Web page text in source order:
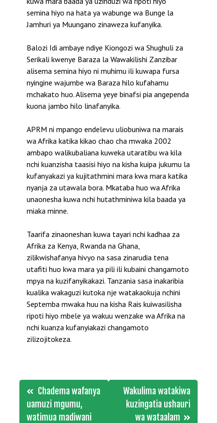
semina hiyo na hata ya wabunge wa Bunge la
Jamhuri ya Muungano zinaweza kufanyika.
Balozi Idi ambaye ndiye Kiongozi wa Shughuli za
Serikali kwenye Baraza la Wawakilishi Zanzibar
alisema semina hiyo ni muhimu ili kuwapa fursa
nyingine wajumbe wa Baraza hilo kufahamu
mchakato huo. Alisema yeye binafsi pia angependa
kuona jambo hilo linafanyika.
APRM ni mpango endelevu uliobuniwa na marais
wa Afrika katika kikao chao cha mwaka 2002
ambapo walikubaliana kuweka utaratibu wa kila
nchi kuanzisha taasisi hiyo na kisha kuipa jukumu la
kufanyakazi ya kujitathmini mara kwa mara katika
nyanja za utawala bora. Mkataba huo wa Afrika
unaonesha kuwa nchi hutathminiwa kila baada ya
miaka minne.
Taarifa zinaoneshan kuwa tayari nchi kadhaa za
Afrika za Kenya, Rwanda na Ghana,
zilikwishafanya hivyo na sasa zinarudia tena
utafiti huo kwa mara ya pili ili kubaini changamoto
mpya na kuzifanyikakazi. Tanzania sasa inakaribia
kualika wakaguzi kutoka nje watakaokuja nchini
Septemba mwaka huu na kisha Rais kuiwasilisha
ripoti hiyo mbele ya wakuu wenzake wa Afrika na
nchi kuanza kufanyiakazi changamoto
zilizojitokeza.
Post
navigation
Chadema wafanya
uamuzi mgumu,
watimua madiwani
Wakulima watakiwa
kuzingatia ushauri
wa wataalam